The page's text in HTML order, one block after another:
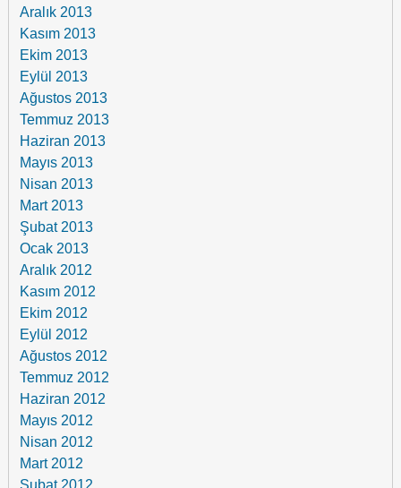
Aralık 2013
Kasım 2013
Ekim 2013
Eylül 2013
Ağustos 2013
Temmuz 2013
Haziran 2013
Mayıs 2013
Nisan 2013
Mart 2013
Şubat 2013
Ocak 2013
Aralık 2012
Kasım 2012
Ekim 2012
Eylül 2012
Ağustos 2012
Temmuz 2012
Haziran 2012
Mayıs 2012
Nisan 2012
Mart 2012